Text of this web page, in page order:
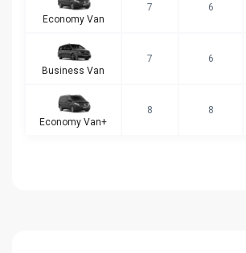
Economy Van
7 6
Business Van
7 6
Economy Van+
8 8